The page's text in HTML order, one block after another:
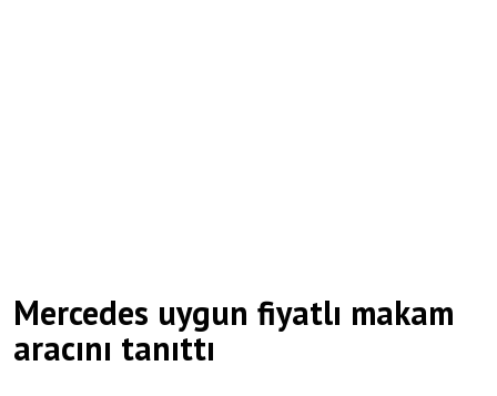
Mercedes uygun fiyatlı makam
aracını tanıttı